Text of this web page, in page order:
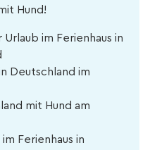
Hund!
im Ferienhaus in
Deutschland im
mit Hund am
Ferienhaus in